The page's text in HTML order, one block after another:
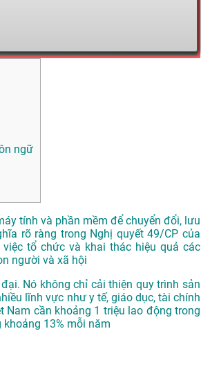
ngữ
tính và phần mềm để chuyển đổi, lưu
rõ ràng trong Nghị quyết 49/CP của
tổ chức và khai thác hiệu quả các
người và xã hội
Nó không chỉ cải thiện quy trình sản
lĩnh vực như y tế, giáo dục, tài chính
cần khoảng 1 triệu lao động trong
13% mỗi năm